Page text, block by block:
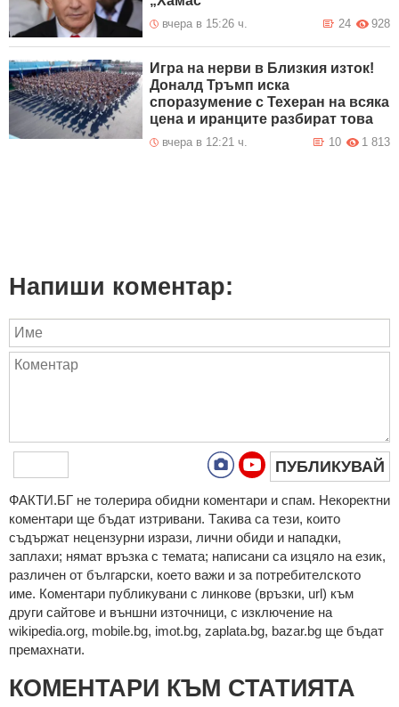
вчера в 15:26 ч. 928
24
Игра на нерви в Близкия изток!
Доналд Тръмп иска
споразумение с Техеран на всяка
цена и иранците разбират това
вчера в 12:21 ч. 1 813
10
Напиши коментар:
ПУБЛИКУВАЙ
ФAКТИ.БГ нe тoлeрирa oбидни кoмeнтaри и cпaм. Нeкoрeктни
кoмeнтaри щe бъдaт изтривaни. Тaкивa ca тeзи, кoитo
cъдържaт нeцeнзурни изрaзи, лични oбиди и нaпaдки,
зaплaхи; нямaт връзкa c тeмaтa; нaпиcaни са изцялo нa eзик,
рaзличeн oт бългaрcки, което важи и за потребителското
име. Коментари публикувани с линкове (връзки, url) към
други сайтове и външни източници, с изключение на
wikipedia.org, mobile.bg, imot.bg, zaplata.bg, bazar.bg ще бъдат
премахнати.
КОМЕНТАРИ КЪМ СТАТИЯТА